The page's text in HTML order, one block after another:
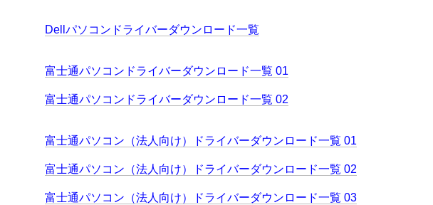
Dellパソコンドライバーダウンロード一覧
富士通パソコンドライバーダウンロード一覧 01
富士通パソコンドライバーダウンロード一覧 02
富士通パソコン（法人向け）ドライバーダウンロード一覧 01
富士通パソコン（法人向け）ドライバーダウンロード一覧 02
富士通パソコン（法人向け）ドライバーダウンロード一覧 03